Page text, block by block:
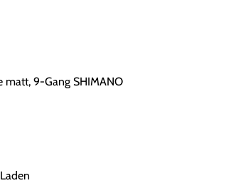
matt, 9-Gang SHIMANO